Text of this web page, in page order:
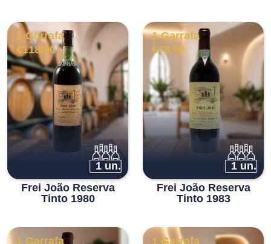
1 Garrafa
€118.00
1 un.
Frei João Reserva
Tinto 1980
1 Garrafa
€78.00
1 un.
Frei João Reserva
Tinto 1983
1 Garrafa
1 Garrafa